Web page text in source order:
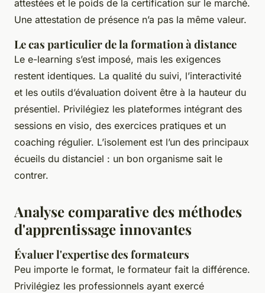
attestées et le poids de la certification sur le marché.
Une attestation de présence n’a pas la même valeur.
Le cas particulier de la formation à distance
Le e-learning s’est imposé, mais les exigences
restent identiques. La qualité du suivi, l’interactivité
et les outils d’évaluation doivent être à la hauteur du
présentiel. Privilégiez les plateformes intégrant des
sessions en visio, des exercices pratiques et un
coaching régulier. L’isolement est l’un des principaux
écueils du distanciel : un bon organisme sait le
contrer.
Analyse comparative des méthodes
d'apprentissage innovantes
Évaluer l'expertise des formateurs
Peu importe le format, le formateur fait la différence.
Privilégiez les professionnels ayant exercé